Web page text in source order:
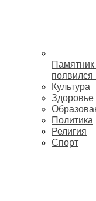
Памятник
Культура
Здоровье
Политика
Религия
Спорт